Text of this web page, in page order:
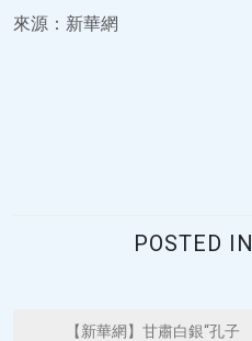
來源：新華網
POSTED IN
【新華網】甘肅白銀“孔子